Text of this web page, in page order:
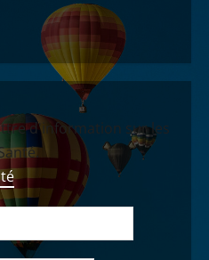
d'information sur les